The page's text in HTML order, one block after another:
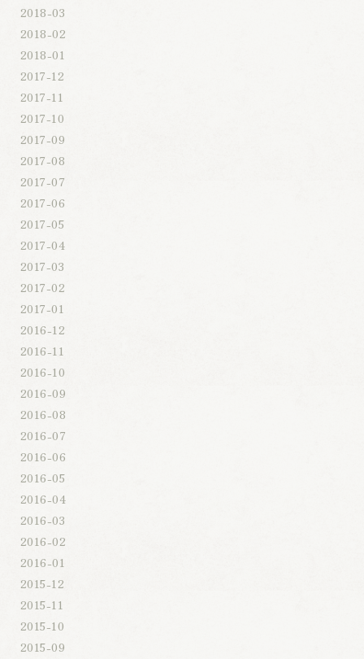
2018-03
2018-02
2018-01
2017-12
2017-11
2017-10
2017-09
2017-08
2017-07
2017-06
2017-05
2017-04
2017-03
2017-02
2017-01
2016-12
2016-11
2016-10
2016-09
2016-08
2016-07
2016-06
2016-05
2016-04
2016-03
2016-02
2016-01
2015-12
2015-11
2015-10
2015-09